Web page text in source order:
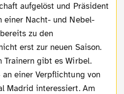
aufgelöst und Präsident
einer Nacht- und Nebel-
zu den
erst zur neuen Saison.
gibt es Wirbel.
einer Verpflichtung von
Madrid interessiert. Am